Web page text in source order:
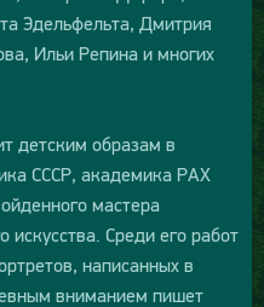
Эдельфельта, Дмитрия
Ильи Репина и многих
детским образам в
СССР, академика РАХ
мастера
искусства. Среди его работ
написанных в
вниманием пишет